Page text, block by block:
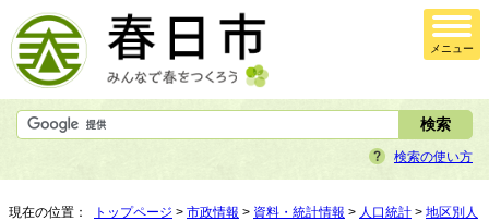
メニュー
検索の使い方
現在の位置： トップページ > 市政情報 > 資料・統計情報 > 人口統計 > 地区別人